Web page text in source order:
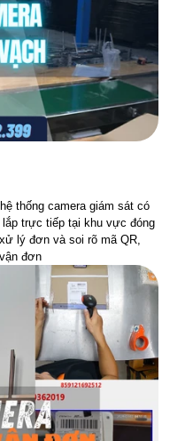
thống camera giám sát có
trực tiếp tại khu vực đóng
lý đơn và soi rõ mã QR,
đơn